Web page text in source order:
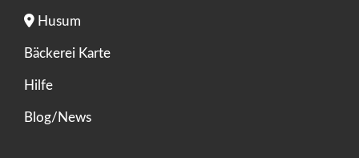
Husum
Bäckerei Karte
Hilfe
Blog/News